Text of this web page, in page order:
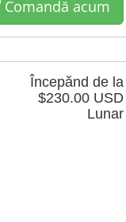
Comandă acum
Începănd de la
$230.00 USD
Lunar